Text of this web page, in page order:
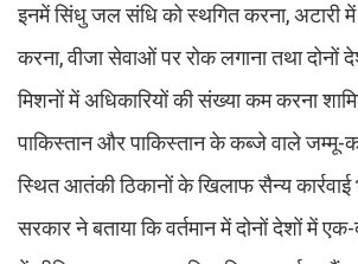
इनमें सिंधु जल संधि को स्थगित करना, अटारी
करना, वीजा सेवाओं पर रोक लगाना तथा दोनों
मिशनों में अधिकारियों की संख्या कम करना
पाकिस्तान और पाकिस्तान के कब्जे वाले जम्मू-
स्थित आतंकी ठिकानों के खिलाफ सैन्य कार्रवाई
सरकार ने बताया कि वर्तमान में दोनों देशों में